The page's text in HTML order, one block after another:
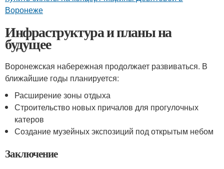
Воронеже
Инфраструктура и планы на
будущее
Воронежская набережная продолжает развиваться. В
ближайшие годы планируется:
Расширение зоны отдыха
Строительство новых причалов для прогулочных
катеров
Создание музейных экспозиций под открытым небом
Заключение